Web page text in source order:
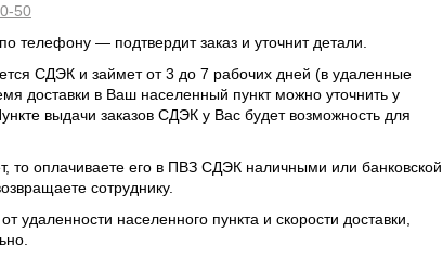
50
телефону — подтвердит заказ и уточнит детали.
СДЭК и займет от 3 до 7 рабочих дней (в удаленные
доставки в Ваш населенный пункт можно уточнить у
выдачи заказов СДЭК у Вас будет возможность для
то оплачиваете его в ПВЗ СДЭК наличными или банковской
сотруднику.
удаленности населенного пункта и скорости доставки,